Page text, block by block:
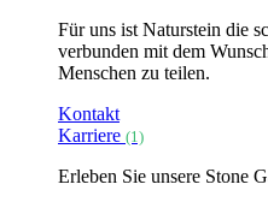
Für uns ist Naturstein die
verbunden mit dem
Menschen zu teilen.
Kontakt
Karriere (1)
Erleben Sie unsere Stone